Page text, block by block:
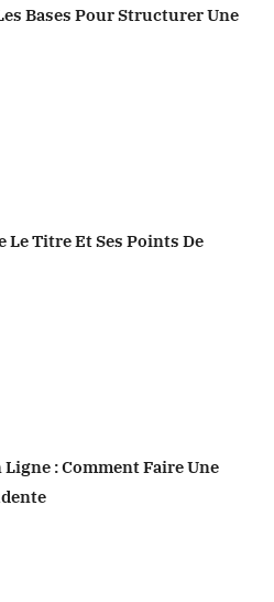
Bases Pour Structurer Une
Le Titre Et Ses Points De
: Comment Faire Une